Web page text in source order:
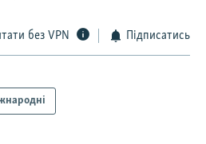
без VPN Підписатись